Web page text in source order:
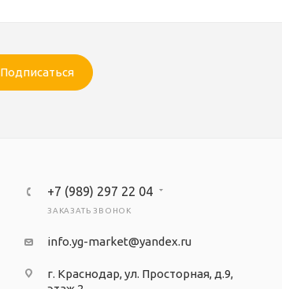
Подписаться
+7 (989) 297 22 04
ЗАКАЗАТЬ ЗВОНОК
info.yg-market@yandex.ru
г. Краснодар, ул. Просторная, д.9,